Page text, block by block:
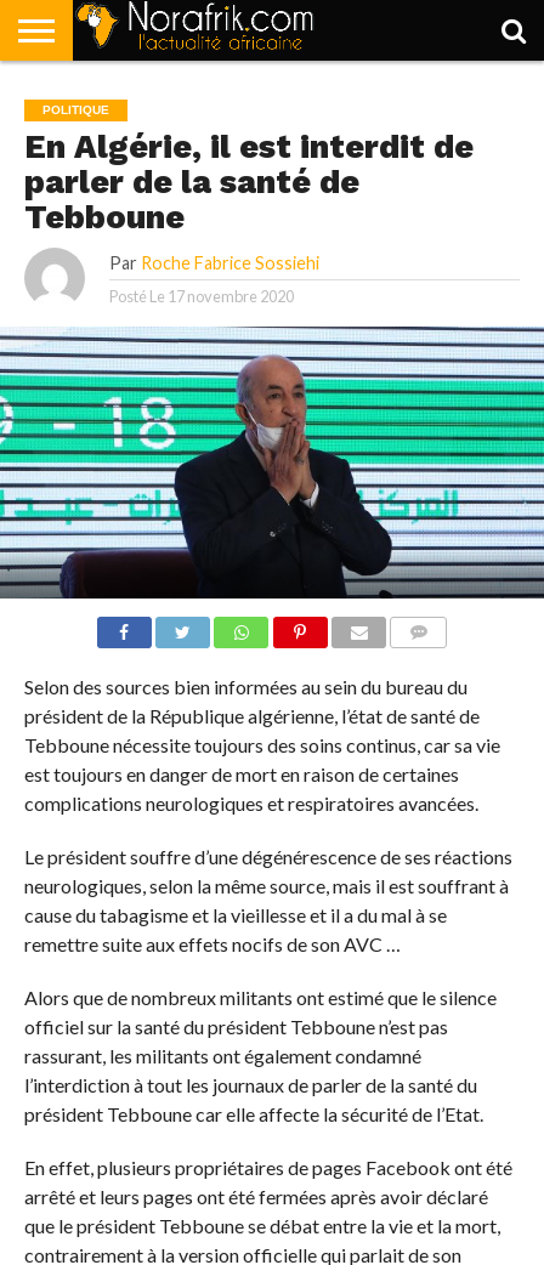
POLITIQUE
SOCIÉTÉ
ECONOMIE
SPORT
LIFESTYLE
POLITIQUE
En Algérie, il est interdit de
parler de la santé de
Tebboune
Par Roche Fabrice Sossiehi
Posté Le 17 novembre 2020
Selon des sources bien informées au sein du bureau du
président de la République algérienne, l’état de santé de
Tebboune nécessite toujours des soins continus, car sa vie
est toujours en danger de mort en raison de certaines
complications neurologiques et respiratoires avancées.
Le président souffre d’une dégénérescence de ses réactions
neurologiques, selon la même source, mais il est souffrant à
cause du tabagisme et la vieillesse et il a du mal à se
remettre suite aux effets nocifs de son AVC …
Alors que de nombreux militants ont estimé que le silence
officiel sur la santé du président Tebboune n’est pas
rassurant, les militants ont également condamné
l’interdiction à tout les journaux de parler de la santé du
président Tebboune car elle affecte la sécurité de l’Etat.
En effet, plusieurs propriétaires de pages Facebook ont été
arrêté et leurs pages ont été fermées après avoir déclaré
que le président Tebboune se débat entre la vie et la mort,
contrairement à la version officielle qui parlait de son